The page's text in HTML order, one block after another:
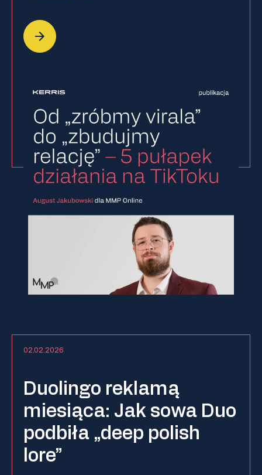
02.02.2026
Duolingo reklamą
miesiąca: Jak sowa Duo
podbiła „deep polish
lore”